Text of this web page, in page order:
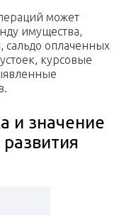
может
имущества,
сальдо оплаченных
курсовые
и значение